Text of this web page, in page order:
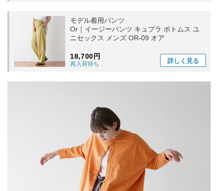
モデル着用パンツ
Or｜イージーパンツ キュプラ ボトムス ユ
ニセックス メンズ OR-09 オア
18,700円
再入荷待ち 詳しく 見る